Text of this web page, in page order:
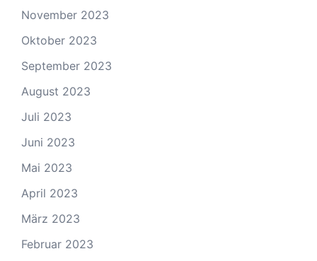
November 2023
Oktober 2023
September 2023
August 2023
Juli 2023
Juni 2023
Mai 2023
April 2023
März 2023
Februar 2023